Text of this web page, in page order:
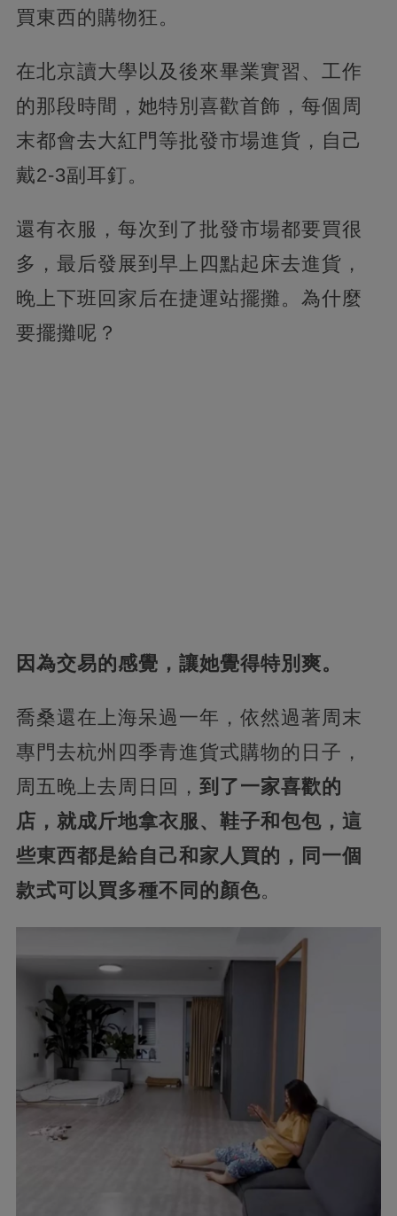
買東西的購物狂。
在北京讀大學以及後來畢業實習、工作
的那段時間，她特別喜歡首飾，每個周
末都會去大紅門等批發市場進貨，自己
戴2-3副耳釘。
還有衣服，每次到了批發市場都要買很
多，最后發展到早上四點起床去進貨，
晚上下班回家后在捷運站擺攤。為什麼
要擺攤呢？
因為交易的感覺，讓她覺得特別爽。
喬桑還在上海呆過一年，依然過著周末
專門去杭州四季青進貨式購物的日子，
周五晚上去周日回， 到了一家喜歡的
店，就成斤地拿衣服、鞋子和包包，這
些東西都是給自己和家人買的，同一個
款式可以買多種不同的顏色。